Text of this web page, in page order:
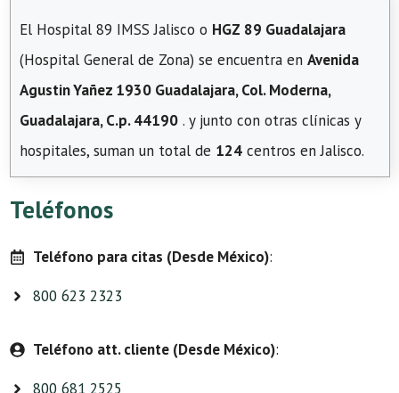
El Hospital 89 IMSS Jalisco o HGZ 89 Guadalajara
(Hospital General de Zona) se encuentra en Avenida
Agustin Yañez 1930 Guadalajara, Col. Moderna,
Guadalajara, C.p. 44190 . y junto con otras clínicas y
hospitales, suman un total de 124 centros en Jalisco.
Teléfonos
Teléfono para citas (Desde México):
800 623 2323
Teléfono att. cliente (Desde México):
800 681 2525